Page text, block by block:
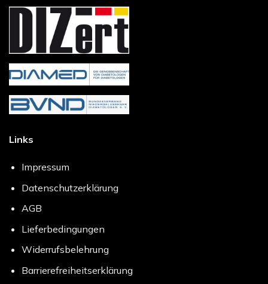
Links
Impressum
Datenschutzerklärung
AGB
Lieferbedingungen
Widerrufsbelehrung
Barrierefreiheitserklärung